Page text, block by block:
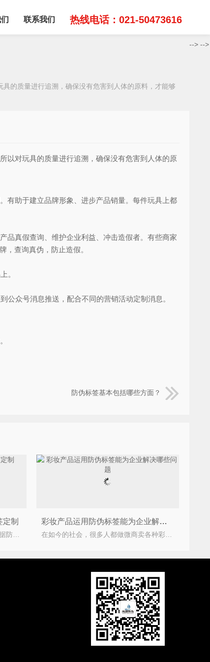
联系我们 热线电话：021-50473616
的质量进行追溯，确保没有危害到人体的原料，才能够
对玩具的质量进行追溯，确保没有危害到人体的原
有助于建立品牌形象、进步产品销量。每件玩具上都
真假查询、维护企业利益、冲击造假者。有些商家
，查询真伪，防止造假。
。
众号消息推送，配合不同的营销活动定制消息。
防伪标签基本包括哪些方面？
制
数码防伪标签采用数码防伪技术。根据防伪标签指定的查询方式，如400电话，可以查询产品的真伪。数码
彩妆产品运用防伪标签能为企业解决哪些问题
在如今的社会，很多人都做微商卖各种彩妆产品，现在网购的风潮越发火爆，彩妆产品也是很多爱美
--> -->